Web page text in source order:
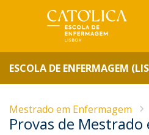
ESCOLA DE ENFERMAGEM
Mestrado em Enfermagem
Provas de